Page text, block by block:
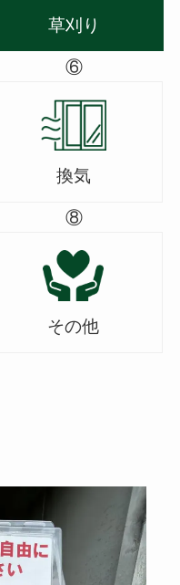
草刈り
⑥
換気
⑧
その他